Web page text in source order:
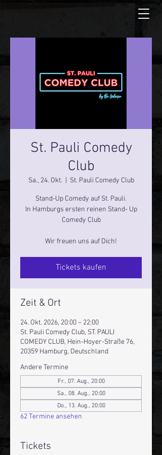
St. Pauli Comedy
Club
Sa., 24. Okt. St. Pauli Comedy Club
Stand-Up Comedy auf St. Pauli.
In Hamburgs ersten reinen Stand- Up
Comedy Club
Wir freuen uns auf Dich!
Tickets kaufen
Zeit & Ort
24. Okt. 2026, 20:00 – 22:00
St. Pauli Comedy Club, ST. PAULI
COMEDY CLUB, Hein-Hoyer-Straße 76,
20359 Hamburg, Deutschland
Andere Termine
Fr., 07. Aug., 20:00
Sa., 08. Aug., 20:00
Do., 13. Aug., 20:00
62 Termine ansehen
Tickets